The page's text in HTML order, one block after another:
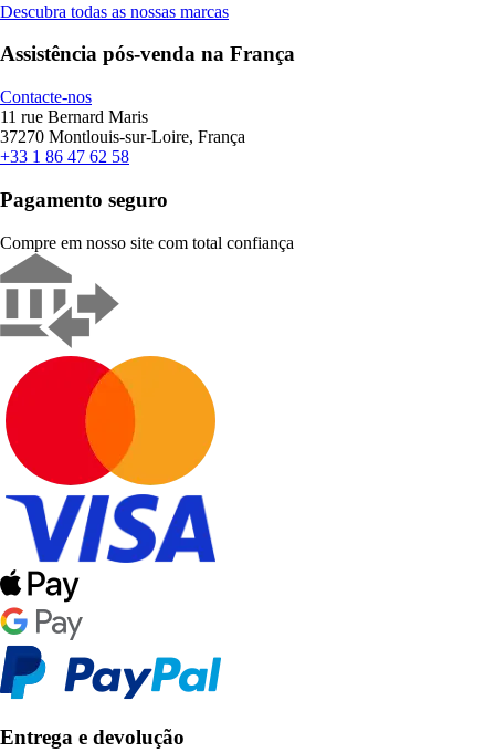
Descubra todas as nossas marcas
Assistência pós-venda na França
Contacte-nos
11 rue Bernard Maris
37270 Montlouis-sur-Loire, França
+33 1 86 47 62 58
Pagamento seguro
Compre em nosso site com total confiança
Entrega e devolução